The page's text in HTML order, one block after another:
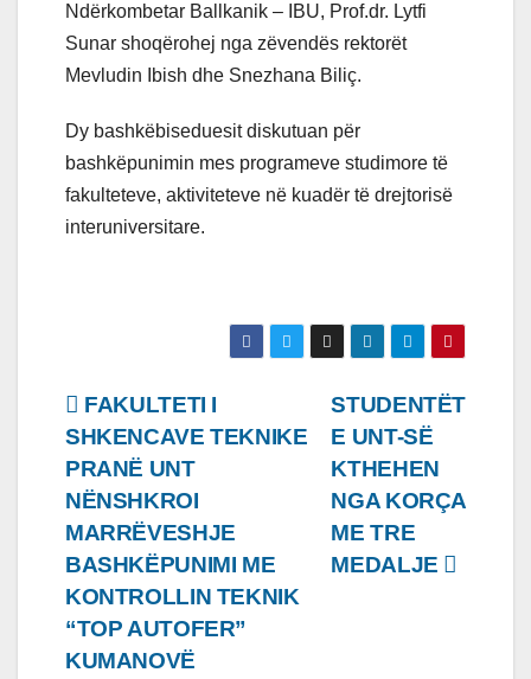
Ndërkombetar Ballkanik – IBU, Prof.dr. Lytfi
Sunar shoqërohej nga zëvendës rektorët
Mevludin Ibish dhe Snezhana Biliç.
Dy bashkëbiseduesit diskutuan për
bashkëpunimin mes programeve studimore të
fakulteteve, aktiviteteve në kuadër të drejtorisë
interuniversitare.
Lëvizje
te
postimet
STUDENTËT
E UNT-SË
KTHEHEN
NGA KORÇA
ME TRE
MEDALJE
FAKULTETI I
SHKENCAVE TEKNIKE
PRANË UNT
NËNSHKROI
MARRËVESHJE
BASHKËPUNIMI ME
KONTROLLIN TEKNIK
“TOP AUTOFER”
KUMANOVË